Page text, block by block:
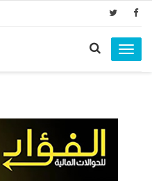
Toggle
navigation